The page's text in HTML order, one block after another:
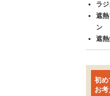
ラ
遮
ン
遮
初め
お